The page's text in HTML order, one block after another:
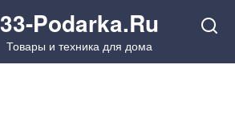
33-Podarka.Ru
Товары и техника для дома